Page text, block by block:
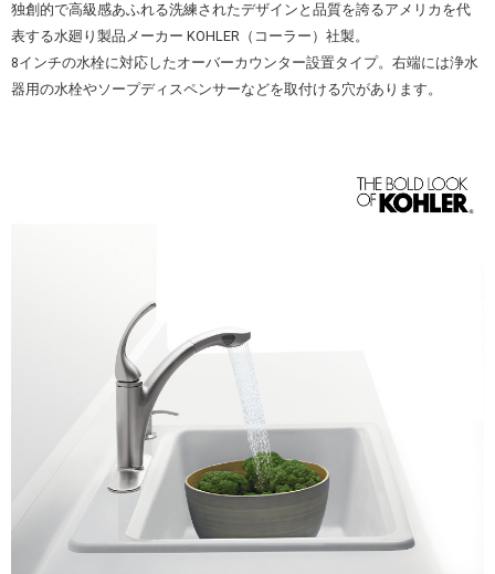
独創的で高級感あふれる洗練されたデザインと品質を誇るアメリカを代
表する水廻り製品メーカー KOHLER（コーラー）社製。
8インチの水栓に対応したオーバーカウンター設置タイプ。右端には浄水
器用の水栓やソープディスペンサーなどを取付ける穴があります。